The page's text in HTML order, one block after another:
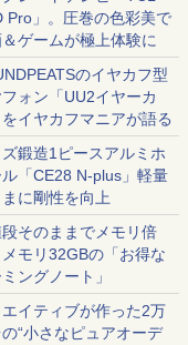
Pro」。圧巻の色彩美で
ゲームが極上体験に
のイヤカフ型
ォン「UU2イヤーカ
イヤカフマニアが語る
ズ鍛造1ピースアルミホ
ル「CE28 N-plus」軽量
に剛性を向上
そのままでメモリ倍
モリ32GBの「お得な
ングノート」
イティブが作った2万
“小さなピュアオーデ